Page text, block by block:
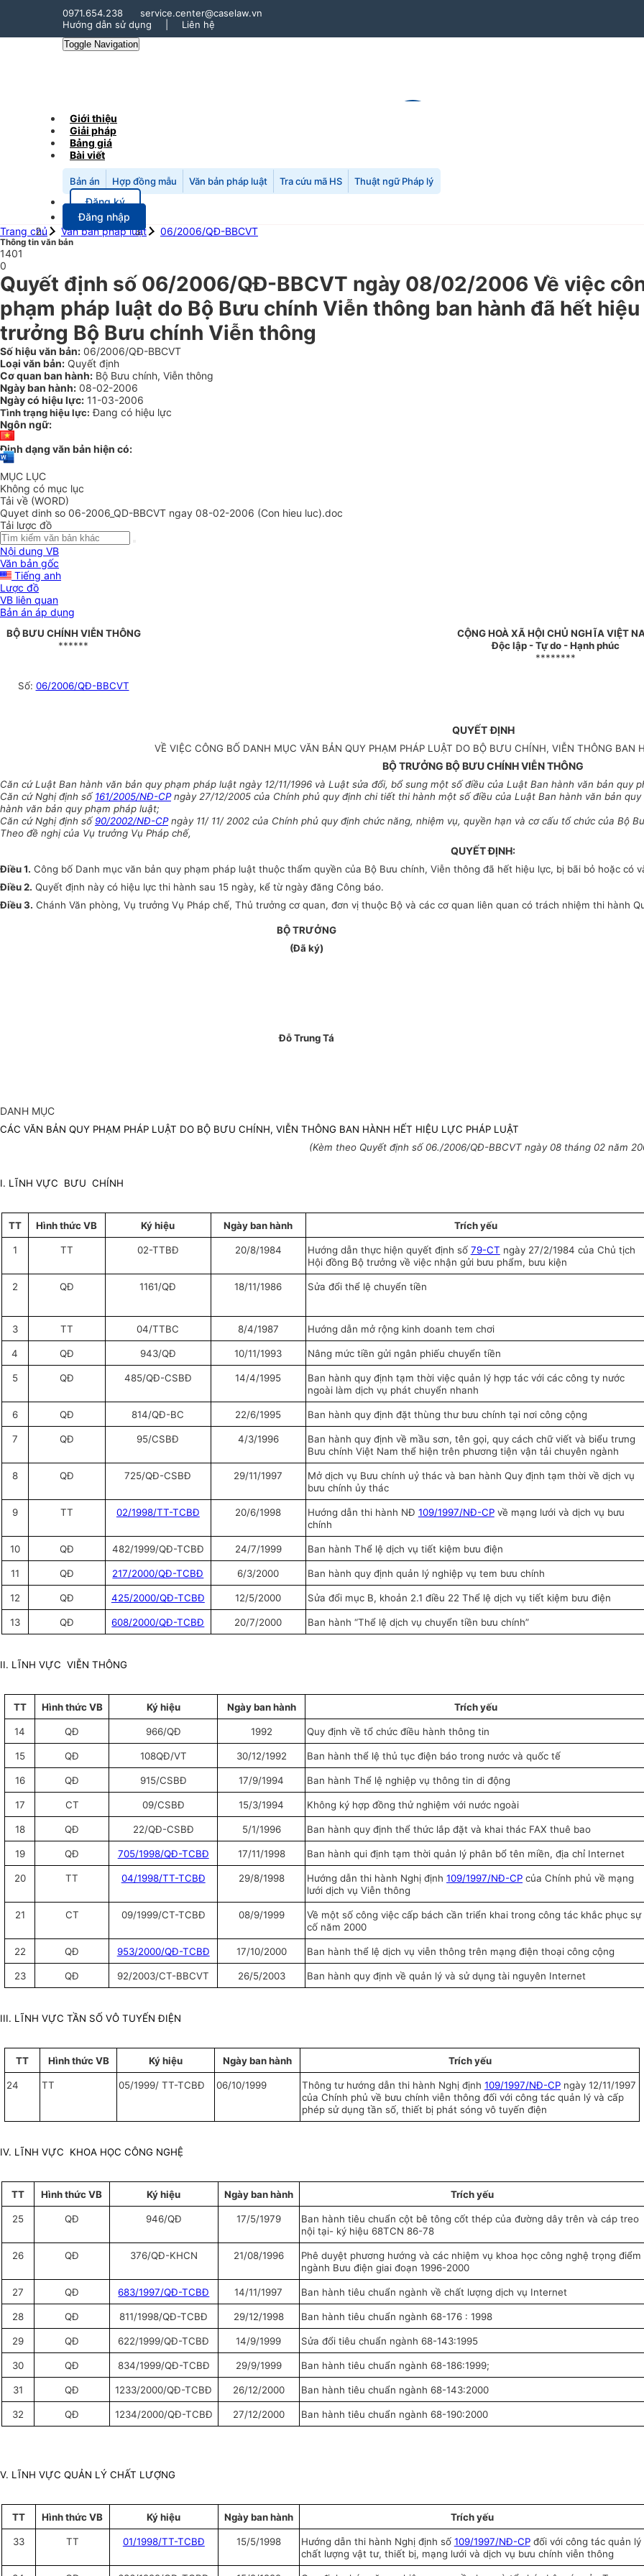
0971.654.238
service.center@caselaw.vn
Hướng dẫn sử dụng
Liên hệ
Toggle Navigation
Giới thiệu
Giải pháp
Bảng giá
Bài viết
Bản án Hợp đồng mẫu Văn bản pháp luật Tra cứu mã HS Thuật ngữ Pháp lý
Đăng ký
Đăng nhập
Trang chủ
Văn bản pháp luật 06/2006/QĐ-BBCVT
Thông tin văn bản
1401
0
Quyết định số 06/2006/QĐ-BBCVT ngày 08/02/2006 Về việc
phạm pháp luật do Bộ Bưu chính Viễn thông ban hành đã hết
trưởng Bộ Bưu chính Viễn thông
Số hiệu văn bản: 06/2006/QĐ-BBCVT
Loại văn bản: Quyết định
Cơ quan ban hành: Bộ Bưu chính, Viễn thông
Ngày ban hành: 08-02-2006
Ngày có hiệu lực: 11-03-2006
Tình trạng hiệu lực: Đang có hiệu lực
Ngôn ngữ:
Định dạng văn bản hiện có:
MỤC LỤC
Không có mục lục
Tải về (WORD)
Quyet dinh so 06-2006_QD-BBCVT ngay 08-02-2006 (Con hieu luc).doc
Tải lược đồ
Nội dung VB
Văn bản gốc
Tiếng anh
Lược đồ
VB liên quan
Bản án áp dụng
BỘ BƯU CHÍNH VIỄN THÔNG
******
CỘNG HOÀ XÃ HỘI CHỦ NGHĨA VIỆT
Độc lập - Tự do - Hạnh phúc
********
Số: 06/2006/QĐ-BBCVT
QUYẾT ĐỊNH
VỀ VIỆC CÔNG BỐ DANH MỤC VĂN BẢN QUY PHẠM PHÁP LUẬT DO BỘ BƯU CHÍNH, VIỄN THÔNG BAN
BỘ TRƯỞNG BỘ BƯU CHÍNH VIỄN THÔNG
Căn cứ Luật Ban hành văn bản quy phạm pháp luật ngày 12/11/1996 và Luật sửa đổi, bổ sung một số điều của Luật Ban hành văn bản quy
Căn cứ Nghị định số 161/2005/NĐ-CPngày 27/12/2005 của Chính phủ quy định chi tiết thi hành một số điều của Luật Ban hành văn bản
hành văn bản quy phạm pháp luật;
Căn cứ Nghị định số90/2002/NĐ-CPngày 11/ 11/ 2002 của Chính phủ quy định chức năng, nhiệm vụ, quyền hạn và cơ cấu tổ chức của Bộ
Theo đề nghị của Vụ trưởng Vụ Pháp chế,
QUYẾT ĐỊNH:
Điều 1. Công bố Danh mục văn bản quy phạm pháp luật thuộc thẩm quyền của Bộ Bưu chính, Viễn thông đã hết hiệu lực, bị bãi bỏ hoặc có
Điều 2. Quyết định này có hiệu lực thi hành sau 15 ngày, kể từ ngày đăng Công báo.
Điều 3. Chánh Văn phòng, Vụ trưởng Vụ Pháp chế, Thủ trưởng cơ quan, đơn vị thuộc Bộ và các cơ quan liên quan có trách nhiệm thi hành
BỘ TRƯỞNG
(Đã ký)
Đỗ Trung Tá
DANH MỤC
CÁC VĂN BẢN QUY PHẠM PHÁP LUẬT DO BỘ BƯU CHÍNH, VIỄN THÔNG BAN HÀNH HẾT HIỆU LỰC PHÁP LUẬT
(Kèm theo Quyết định số 06./2006/QĐ-BBCVT ngày 08 tháng 02 năm
I. LĨNH VỰC BƯU CHÍNH
TT Hình thức VB Ký hiệu Ngày ban hành Trích yếu
1 TT 02-TTBĐ 20/8/1984 Hướng dẫn thực hiện quyết định số 79-CT ngày 27/2/1984 của Chủ tịch
Hội đồng Bộ trưởng về việc nhận gửi bưu phẩm, bưu kiện
2 QĐ 1161/QĐ 18/11/1986 Sửa đổi thể lệ chuyển tiền
3 TT 04/TTBC 8/4/1987 Hướng dẫn mở rộng kinh doanh tem chơi
4 QĐ 943/QĐ 10/11/1993 Nâng mức tiền gửi ngân phiếu chuyển tiền
5 QĐ 485/QĐ-CSBĐ 14/4/1995
Ban hành quy định tạm thời việc quản lý hợp tác với các công ty nước
ngoài làm dịch vụ phát chuyển nhanh
6 QĐ 814/QĐ-BC 22/6/1995 Ban hành quy định đặt thùng thư bưu chính tại nơi công cộng
7 QĐ 95/CSBĐ 4/3/1996
Ban hành quy định về mầu sơn, tên gọi, quy cách chữ viết và biểu trưng
Bưu chính Việt Nam thể hiện trên phương tiện vận tải chuyên ngành
8 QĐ 725/QĐ-CSBĐ 29/11/1997
Mở dịch vụ Bưu chính uỷ thác và ban hành Quy định tạm thời về dịch vụ
bưu chính ủy thác
9 TT 02/1998/TT-TCBĐ 20/6/1998 Hướng dẫn thi hành NĐ 109/1997/NĐ-CPvề mạng lưới và dịch vụ bưu
chính
10 QĐ 482/1999/QĐ-TCBĐ 24/7/1999 Ban hành Thể lệ dịch vụ tiết kiệm bưu điện
11 QĐ 217/2000/QĐ-TCBĐ 6/3/2000 Ban hành quy định quản lý nghiệp vụ tem bưu chính
12 QĐ 425/2000/QĐ-TCBĐ 12/5/2000 Sửa đổi mục B, khoản 2.1 điều 22 Thể lệ dịch vụ tiết kiệm bưu điện
13 QĐ 608/2000/QĐ-TCBĐ 20/7/2000 Ban hành “Thể lệ dịch vụ chuyển tiền bưu chính”
II. LĨNH VỰC VIỄN THÔNG
TT Hình thức VB Ký hiệu Ngày ban hành Trích yếu
14 QĐ 966/QĐ 1992 Quy định về tổ chức điều hành thông tin
15 QĐ 108QĐ/VT 30/12/1992 Ban hành thể lệ thủ tục điện báo trong nước và quốc tế
16 QĐ 915/CSBĐ 17/9/1994 Ban hành Thể lệ nghiệp vụ thông tin di động
17 CT 09/CSBĐ 15/3/1994 Không ký hợp đồng thử nghiệm với nước ngoài
18 QĐ 22/QĐ-CSBĐ 5/1/1996 Ban hành quy định thể thức lắp đặt và khai thác FAX thuê bao
19 QĐ 705/1998/QĐ-TCBĐ 17/11/1998 Ban hành qui định tạm thời quản lý phân bổ tên miền, địa chỉ Internet
20 TT 04/1998/TT-TCBĐ 29/8/1998 Hướng dẫn thi hành Nghị định109/1997/NĐ-CP của Chính phủ về mạng
lưới dịch vụ Viễn thông
21 CT 09/1999/CT-TCBĐ 08/9/1999
Về một số công việc cấp bách cần triển khai trong công tác khắc phục sự
cố năm 2000
22 QĐ 953/2000/QĐ-TCBĐ 17/10/2000 Ban hành thể lệ dịch vụ viễn thông trên mạng điện thoại công cộng
23 QĐ 92/2003/CT-BBCVT 26/5/2003 Ban hành quy định về quản lý và sử dụng tài nguyên Internet
III. LĨNH VỰC TẦN SỐ VÔ TUYẾN ĐIỆN
TT Hình thức VB Ký hiệu Ngày ban hành Trích yếu
24 TT 05/1999/ TT-TCBĐ 06/10/1999 Thông tư hướng dẫn thi hành Nghị định109/1997/NĐ-CP ngày 12/11/1997
của Chính phủ về bưu chính viễn thông đối với công tác quản lý và cấp
phép sử dụng tần số, thiết bị phát sóng vô tuyến điện
IV. LĨNH VỰC KHOA HỌC CÔNG NGHỆ
TT Hình thức VB Ký hiệu Ngày ban hành Trích yếu
25 QĐ 946/QĐ 17/5/1979
Ban hành tiêu chuẩn cột bê tông cốt thép của đường dây trên và cáp treo
nội tại- ký hiệu 68TCN 86-78
26 QĐ 376/QĐ-KHCN 21/08/1996
Phê duyệt phương hướng và các nhiệm vụ khoa học công nghệ trọng điểm
ngành Bưu điện giai đoạn 1996-2000
27 QĐ 683/1997/QĐ-TCBĐ 14/11/1997 Ban hành tiêu chuẩn ngành về chất lượng dịch vụ Internet
28 QĐ 811/1998/QĐ-TCBĐ 29/12/1998 Ban hành tiêu chuẩn ngành 68-176 : 1998
29 QĐ 622/1999/QĐ-TCBĐ 14/9/1999 Sửa đổi tiêu chuẩn ngành 68-143:1995
30 QĐ 834/1999/QĐ-TCBĐ 29/9/1999 Ban hành tiêu chuẩn ngành 68-186:1999;
31 QĐ 1233/2000/QĐ-TCBĐ 26/12/2000 Ban hành tiêu chuẩn ngành 68-143:2000
32 QĐ 1234/2000/QĐ-TCBĐ 27/12/2000 Ban hành tiêu chuẩn ngành 68-190:2000
V. LĨNH VỰC QUẢN LÝ CHẤT LƯỢNG
TT Hình thức VB Ký hiệu Ngày ban hành Trích yếu
33 TT 01/1998/TT-TCBĐ 15/5/1998 Hướng dẫn thi hành Nghị định số 109/1997/NĐ-CPđối với công tác quản lý
chất lượng vật tư, thiết bị, mạng lưới và dịch vụ bưu chính viễn thông